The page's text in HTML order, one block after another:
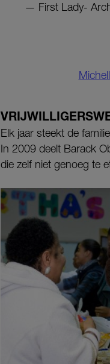
— First Lady-
Elk jaar steekt de
In 2009 deelt Barack
die zelf niet genoeg te